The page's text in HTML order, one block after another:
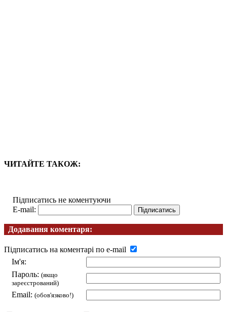
ЧИТАЙТЕ ТАКОЖ:
Підписатись не коментуючи
E-mail:
Додавання коментаря:
Підписатись на коментарі по e-mail
Ім'я:
Пароль: (якщо
зареєстрований)
Email: (обов'язково!)